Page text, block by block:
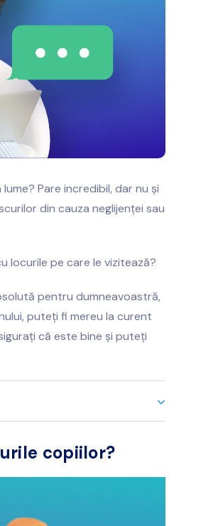
Pare incredibil, dar nu și
din cauza neglijenței sau
locurile pe care le vizitează?
pentru dumneavoastră,
puteți fi mereu la curent
că este bine și puteți
copiilor?